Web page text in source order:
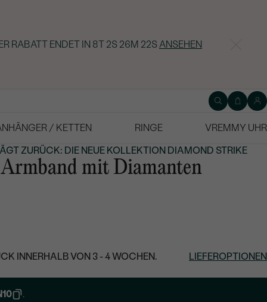
RABATT ENDET IN8T 2S 26M 21S ANSEHEN
/ KETTEN RINGE
VREMMY UHR
ZURÜCK: DIE NEUE KOLLEKTION DIAMOND STRIKE
mit Diamanten
INNERHALB VON 3 - 4 WOCHEN. LIEFEROPTIONEN
.